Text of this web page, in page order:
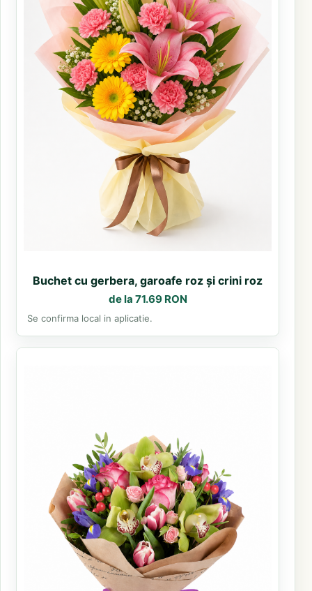
Buchet cu gerbera, garoafe roz și crini roz
de la 71.69 RON
Se confirma local in aplicatie.